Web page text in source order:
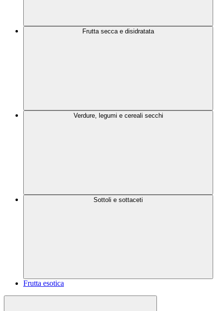
Frutta secca e disidratata
Verdure, legumi e cereali secchi
Sottoli e sottaceti
Frutta esotica